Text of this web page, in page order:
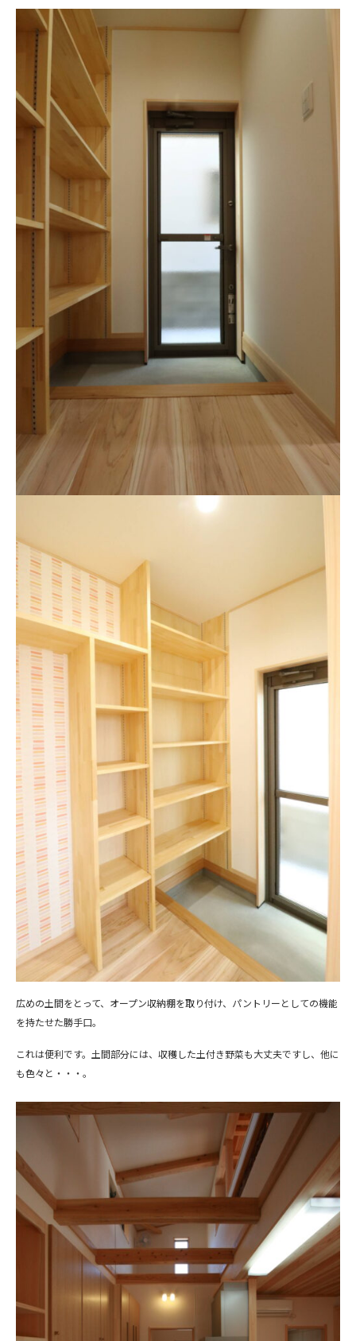
広めの土間をとって、オープン収納棚を取り付け、パントリーとしての機能
を持たせた勝手口。
これは便利です。土間部分には、収穫した土付き野菜も大丈夫ですし、他に
も色々と・・・。